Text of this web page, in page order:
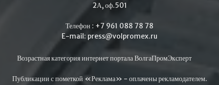
2А, оф.501
Телефон : +7 961 088 78 78
E-mail: press@volpromex.ru
Возрастная категория интернет портала ВолгаПромЭксперт
Публикации с пометкой «Реклама» - оплачены рекламодателем.